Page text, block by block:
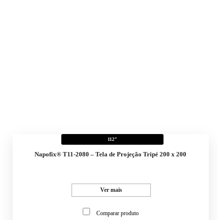
112"
Napofix® T11-2080 – Tela de Projeção Tripé 200 x 200
Ver mais
Comparar produto